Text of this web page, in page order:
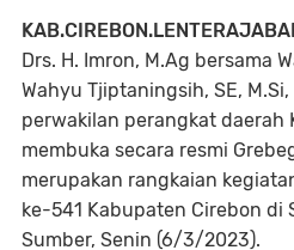
Drs. H. Imron, M.Ag bersama
Wahyu Tjiptaningsih, SE,
perwakilan perangkat daerah
membuka secara resmi
merupakan rangkaian
ke-541 Kabupaten Cirebon di
Sumber, Senin (6/3/2023).